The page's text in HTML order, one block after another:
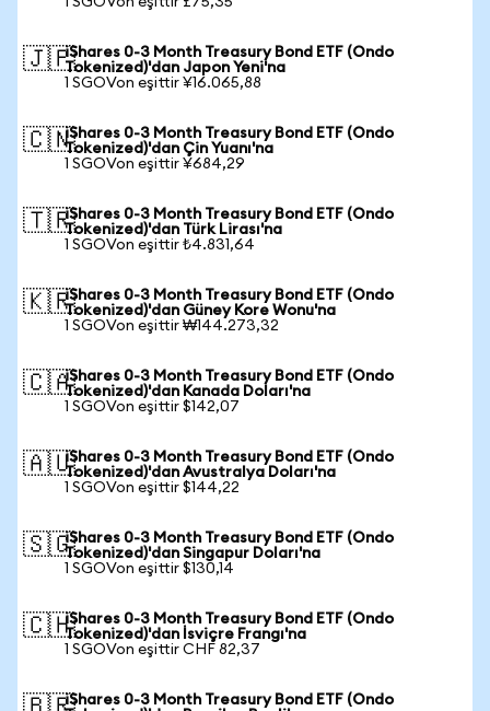
🇯🇵iShares 0-3 Month Treasury Bond ETF (Ondo
Tokenized)'dan Japon Yeni'na
1 SGOVon eşittir ¥16.065,88
🇨🇳iShares 0-3 Month Treasury Bond ETF (Ondo
Tokenized)'dan Çin Yuanı'na
1 SGOVon eşittir ¥684,29
🇹🇷iShares 0-3 Month Treasury Bond ETF (Ondo
Tokenized)'dan Türk Lirası'na
1 SGOVon eşittir ₺4.831,64
🇰🇷iShares 0-3 Month Treasury Bond ETF (Ondo
Tokenized)'dan Güney Kore Wonu'na
1 SGOVon eşittir ₩144.273,32
🇨🇦iShares 0-3 Month Treasury Bond ETF (Ondo
Tokenized)'dan Kanada Doları'na
1 SGOVon eşittir $142,07
🇦🇺iShares 0-3 Month Treasury Bond ETF (Ondo
Tokenized)'dan Avustralya Doları'na
1 SGOVon eşittir $144,22
🇸🇬iShares 0-3 Month Treasury Bond ETF (Ondo
Tokenized)'dan Singapur Doları'na
1 SGOVon eşittir $130,14
🇨🇭iShares 0-3 Month Treasury Bond ETF (Ondo
Tokenized)'dan İsviçre Frangı'na
1 SGOVon eşittir CHF 82,37
iShares 0-3 Month Treasury Bond ETF (Ondo